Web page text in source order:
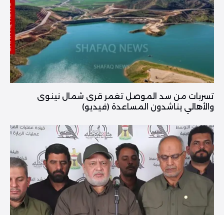
تسربات من سد الموصل تغمر قرى شمال نينوى
والأهالي يناشدون المساعدة (فيديو)